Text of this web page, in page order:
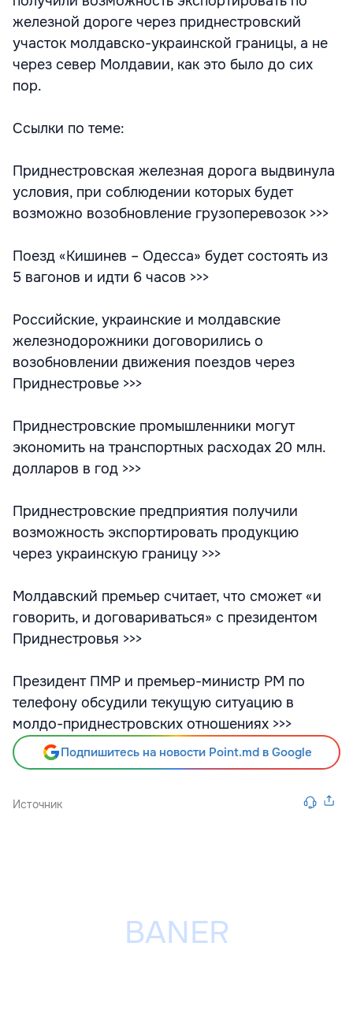
железной дороге через приднестровский
участок молдавско-украинской границы, а не
через север Молдавии, как это было до сих
пор.
Ссылки по теме:
Приднестровская железная дорога выдвинула
условия, при соблюдении которых будет
возможно возобновление грузоперевозок >>>
Поезд «Кишинев – Одесса» будет состоять из
5 вагонов и идти 6 часов >>>
Российские, украинские и молдавские
железнодорожники договорились о
возобновлении движения поездов через
Приднестровье >>>
Приднестровские промышленники могут
экономить на транспортных расходах 20 млн.
долларов в год >>>
Приднестровские предприятия получили
возможность экспортировать продукцию
через украинскую границу >>>
Молдавский премьер считает, что сможет «и
говорить, и договариваться» с президентом
Приднестровья >>>
Президент ПМР и премьер-министр РМ по
телефону обсудили текущую ситуацию в
молдо-приднестровских отношениях >>>
Подпишитесь на новости Point.md в Google
Источник